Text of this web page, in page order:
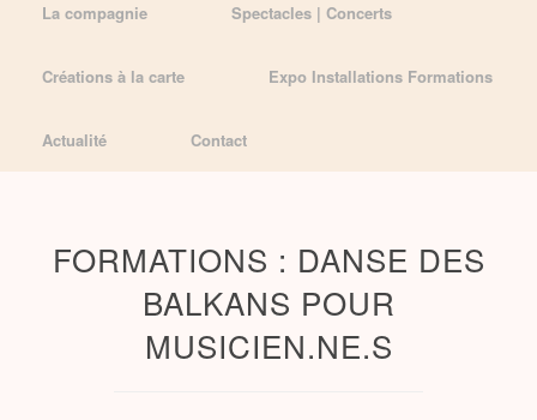
La compagnie Spectacles | Concerts
Créations à la carte Expo Installations Formations
Actualité Contact
FORMATIONS : DANSE DES
BALKANS POUR
MUSICIEN.NE.S